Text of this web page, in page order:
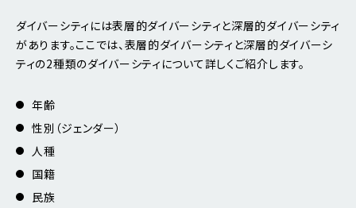
ダイバーシティには表層的ダイバーシティと深層的ダイバーシティ
があります。ここでは、表層的ダイバーシティと深層的ダイバーシ
ティの2種類のダイバーシティについて詳しくご紹介します。
年齢
性別（ジェンダー）
人種
国籍
民族